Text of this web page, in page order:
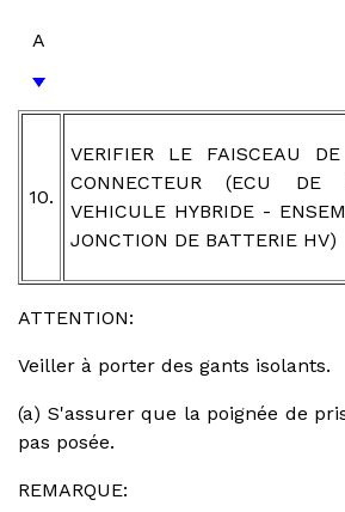
A
10.
VERIFIER LE FAISCEAU
CONNECTEUR (ECU DE
VEHICULE HYBRIDE -
JONCTION DE BATTERIE HV)
ATTENTION:
Veiller à porter des gants isolants.
(a) S'assurer que la poignée de
pas posée.
REMARQUE: